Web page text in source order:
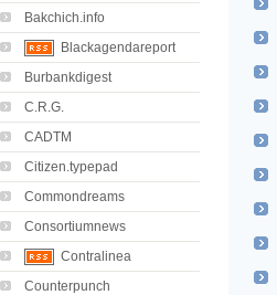
Bakchich.info
Blackagendareport
Burbankdigest
C.R.G.
CADTM
Citizen.typepad
Commondreams
Consortiumnews
Contralinea
Counterpunch